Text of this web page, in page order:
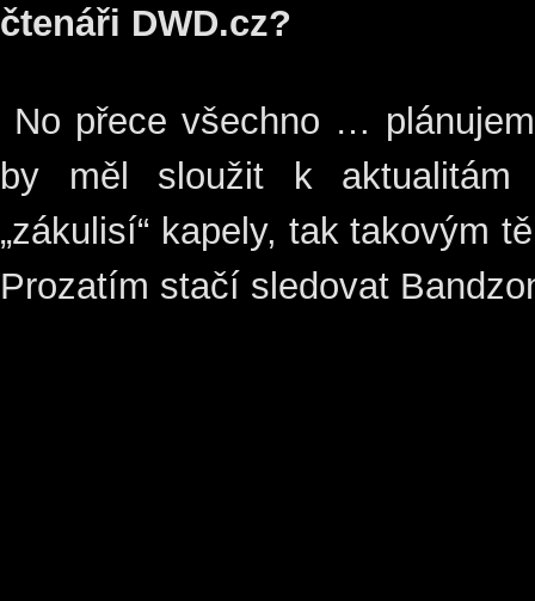
čtenáři DWD.cz?
No přece všechno …
by měl sloužit k
„zákulisí“ kapely, tak takovým
Prozatím stačí sledovat